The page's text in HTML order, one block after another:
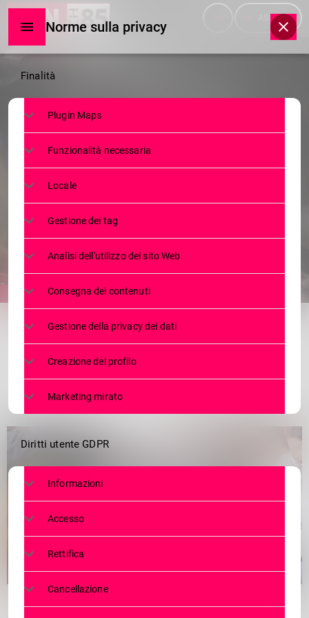
ASCOLTA
NEWS
VINO CON ETICHETTE
ALLARMISTICHE, DANNO ANCHE
PER IL MADE IN SONDRIO
today 11 FEBBRAIO 2025 218 1
Norme sulla privacy
Norme
sulla
privacy
Finalità
Plugin Maps
Funzionalità necessaria
Locale
Gestione dei tag
Analisi dell'utilizzo del sito Web
Consegna dei contenuti
Gestione della privacy dei dati
Creazione del profilo
Marketing mirato
Diritti utente GDPR
Informazioni
Accesso
Rettifica
Cancellazione